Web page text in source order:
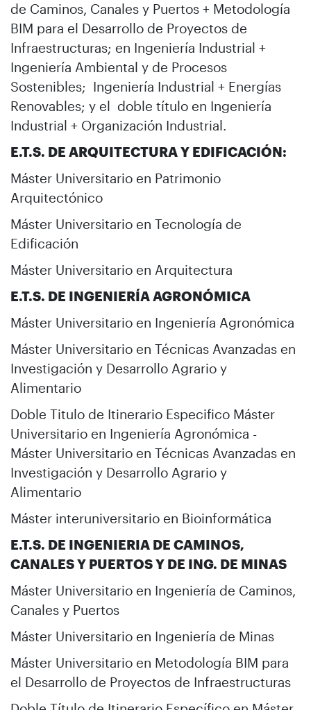
de Caminos, Canales y Puertos + Metodología
BIM para el Desarrollo de Proyectos de
Infraestructuras; en Ingeniería Industrial +
Ingeniería Ambiental y de Procesos
Sostenibles; Ingeniería Industrial + Energías
Renovables; y el doble título en Ingeniería
Industrial + Organización Industrial.
E.T.S. DE ARQUITECTURA Y EDIFICACIÓN:
Máster Universitario en Patrimonio
Arquitectónico
Máster Universitario en Tecnología de
Edificación
Máster Universitario en Arquitectura
E.T.S. DE INGENIERÍA AGRONÓMICA
Máster Universitario en Ingeniería Agronómica
Máster Universitario en Técnicas Avanzadas en
Investigación y Desarrollo Agrario y
Alimentario
Doble Titulo de Itinerario Especifico Máster
Universitario en Ingeniería Agronómica -
Máster Universitario en Técnicas Avanzadas en
Investigación y Desarrollo Agrario y
Alimentario
Máster interuniversitario en Bioinformática
E.T.S. DE INGENIERIA DE CAMINOS,
CANALES Y PUERTOS Y DE ING. DE MINAS
Máster Universitario en Ingeniería de Caminos,
Canales y Puertos
Máster Universitario en Ingeniería de Minas
Máster Universitario en Metodología BIM para
el Desarrollo de Proyectos de Infraestructuras